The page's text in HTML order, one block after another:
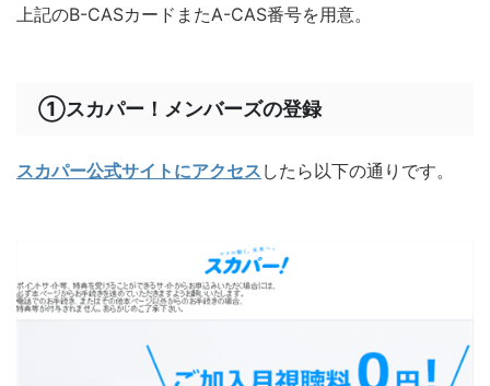
上記のB-CASカードまたA-CAS番号を用意。
①スカパー！メンバーズの登録
スカパー公式サイトにアクセス したら以下の通りです。